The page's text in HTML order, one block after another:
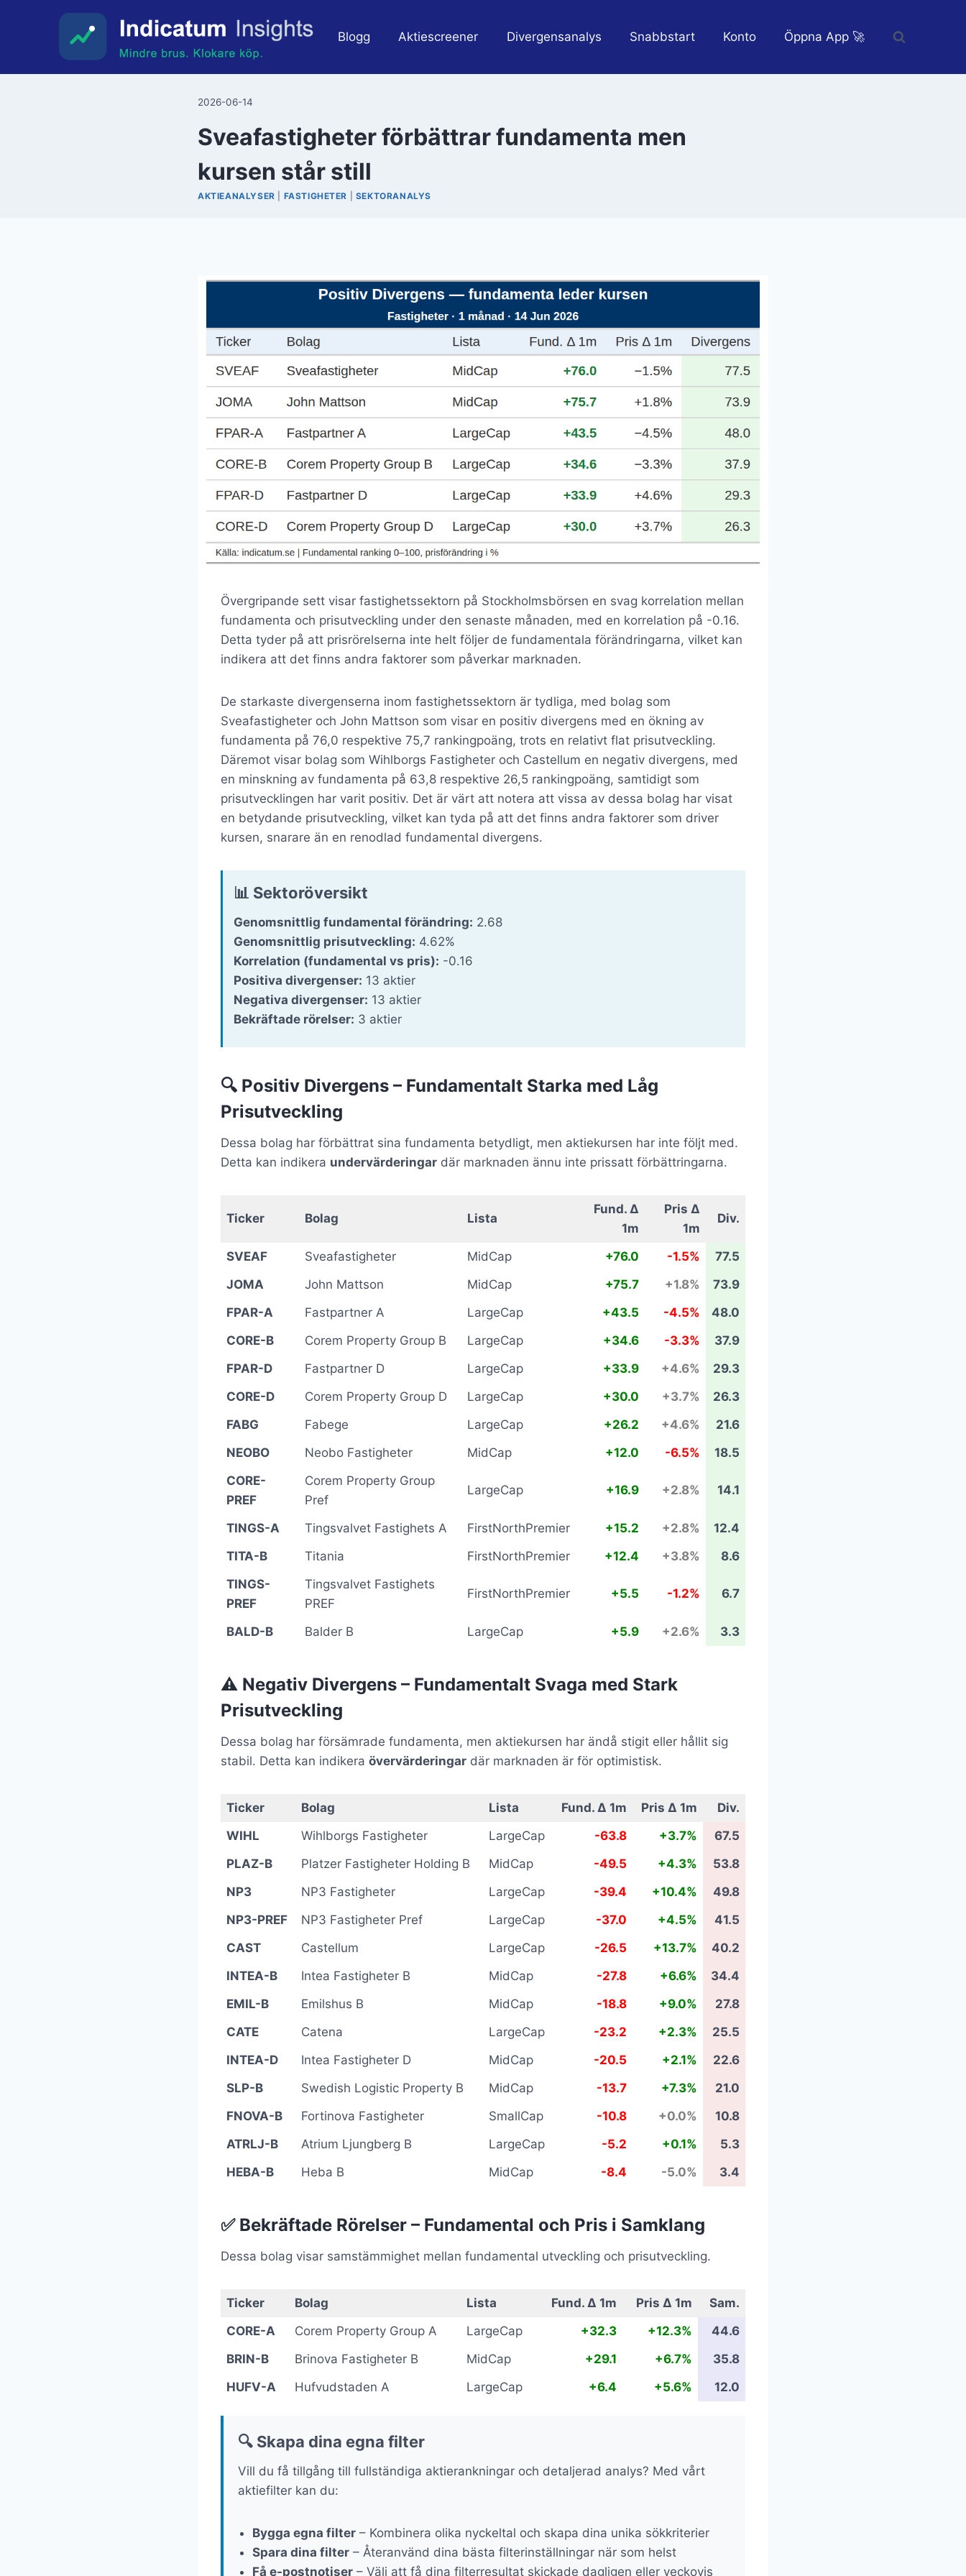
Blogg Aktiescreener Divergensanalys Snabbstart Konto Öppna App 🚀
2026-06-14
Sveafastigheter förbättrar fundamenta men
kursen står still
AKTIEANALYSER FASTIGHETER SEKTORANALYS
Övergripande sett visar fastighetssektorn på Stockholmsbörsen en svag korrelation mellan
fundamenta och prisutveckling under den senaste månaden, med en korrelation på -0.16.
Detta tyder på att prisrörelserna inte helt följer de fundamentala förändringarna, vilket kan
indikera att det finns andra faktorer som påverkar marknaden.
De starkaste divergenserna inom fastighetssektorn är tydliga, med bolag som
Sveafastigheter och John Mattson som visar en positiv divergens med en ökning av
fundamenta på 76,0 respektive 75,7 rankingpoäng, trots en relativt flat prisutveckling.
Däremot visar bolag som Wihlborgs Fastigheter och Castellum en negativ divergens, med
en minskning av fundamenta på 63,8 respektive 26,5 rankingpoäng, samtidigt som
prisutvecklingen har varit positiv. Det är värt att notera att vissa av dessa bolag har visat
en betydande prisutveckling, vilket kan tyda på att det finns andra faktorer som driver
kursen, snarare än en renodlad fundamental divergens.
📊 Sektoröversikt
Genomsnittlig fundamental förändring: 2.68
Genomsnittlig prisutveckling: 4.62%
Korrelation (fundamental vs pris): -0.16
Positiva divergenser: 13 aktier
Negativa divergenser: 13 aktier
Bekräftade rörelser: 3 aktier
🔍 Positiv Divergens – Fundamentalt Starka med Låg
Prisutveckling
Dessa bolag har förbättrat sina fundamenta betydligt, men aktiekursen har inte följt med.
Detta kan indikera undervärderingar där marknaden ännu inte prissatt förbättringarna.
Ticker Bolag Lista
Fund. Δ
1m
Pris Δ
1m
Div.
SVEAF Sveafastigheter MidCap +76.0 -1.5%
77.5
JOMA
John Mattson MidCap +75.7 +1.8%
73.9
FPAR-A
Fastpartner A LargeCap +43.5 -4.5%
48.0
CORE-B
Corem Property Group B LargeCap +34.6 -3.3%
37.9
FPAR-D
Fastpartner D LargeCap +33.9 +4.6%
29.3
CORE-D
Corem Property Group D LargeCap +30.0 +3.7%
26.3
FABG
Fabege LargeCap +26.2 +4.6%
21.6
NEOBO
Neobo Fastigheter MidCap +12.0 -6.5%
18.5
CORE-
PREF
Corem Property Group
Pref
LargeCap +16.9 +2.8% 14.1
TINGS-A Tingsvalvet Fastighets A FirstNorthPremier +15.2 +2.8%
12.4
TITA-B
Titania FirstNorthPremier +12.4 +3.8%
8.6
TINGS-
PREF
Tingsvalvet Fastighets
PREF
FirstNorthPremier +5.5 -1.2% 6.7
BALD-B Balder B LargeCap +5.9 +2.6% 3.3
⚠️ Negativ Divergens – Fundamentalt Svaga med Stark
Prisutveckling
Dessa bolag har försämrade fundamenta, men aktiekursen har ändå stigit eller hållit sig
stabil. Detta kan indikera övervärderingar där marknaden är för optimistisk.
Ticker Bolag Lista Fund. Δ 1m Pris Δ 1m
Div.
WIHL
Wihlborgs Fastigheter LargeCap -63.8 +3.7%
67.5
PLAZ-B
Platzer Fastigheter Holding B MidCap -49.5 +4.3%
53.8
NP3
NP3 Fastigheter LargeCap -39.4 +10.4%
49.8
NP3-PREF
NP3 Fastigheter Pref LargeCap -37.0 +4.5%
41.5
CAST
Castellum LargeCap -26.5 +13.7%
40.2
INTEA-B
Intea Fastigheter B MidCap -27.8 +6.6%
34.4
EMIL-B
Emilshus B MidCap -18.8 +9.0%
27.8
CATE
Catena LargeCap -23.2 +2.3%
25.5
INTEA-D
Intea Fastigheter D MidCap -20.5 +2.1%
22.6
SLP-B
Swedish Logistic Property B MidCap -13.7 +7.3%
21.0
FNOVA-B
Fortinova Fastigheter SmallCap -10.8 +0.0%
10.8
ATRLJ-B
Atrium Ljungberg B LargeCap -5.2 +0.1%
5.3
HEBA-B
Heba B MidCap -8.4 -5.0% 3.4
✅ Bekräftade Rörelser – Fundamental och Pris i Samklang
Dessa bolag visar samstämmighet mellan fundamental utveckling och prisutveckling.
Ticker Bolag Lista Fund. Δ 1m Pris Δ 1m
Sam.
CORE-A
Corem Property Group A LargeCap +32.3 +12.3%
44.6
BRIN-B
Brinova Fastigheter B MidCap +29.1 +6.7%
35.8
HUFV-A
Hufvudstaden A LargeCap +6.4 +5.6% 12.0
🔍 Skapa dina egna filter
Vill du få tillgång till fullständiga aktierankningar och detaljerad analys? Med vårt
aktiefilter kan du:
Bygga egna filter – Kombinera olika nyckeltal och skapa dina unika sökkriterier
Spara dina filter – Återanvänd dina bästa filterinställningar när som helst
Få e-postnotiser – Välj att få dina filterresultat skickade dagligen eller veckovis